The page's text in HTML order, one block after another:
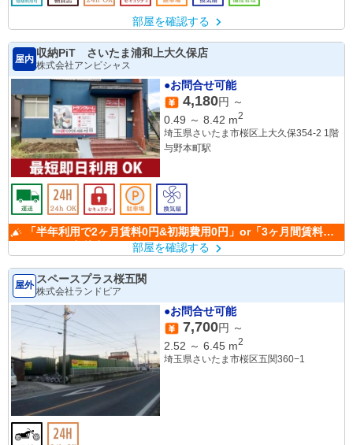
部屋を確認する
屋内
収納PiT さいたま浦和上大久保店
株式会社アンビシャス
●お問合せ可能
4,180円 ～
0.49 ～ 8.42 m2
埼玉県さいたま市桜区上大久保354-2 1階
与野本町駅
部屋を確認する
屋外 スペースプラス桜五関
株式会社ランドピア
●お問合せ可能
7,700円 ～
2.52 ～ 6.45 m2
埼玉県さいたま市桜区五関360−1